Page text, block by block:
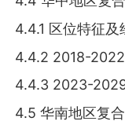
4.4.1 区位特征及
4.4.2 2018-
4.4.3 2023-
4.5 华南地区复